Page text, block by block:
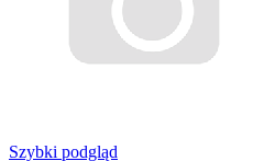
Szybki podgląd